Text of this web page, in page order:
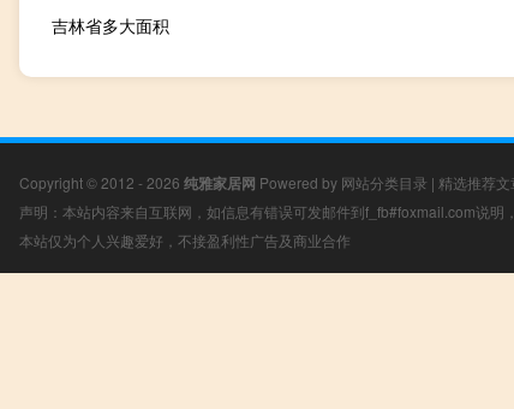
吉林省多大面积
Copyright © 2012 - 2026 纯雅家居网 Powered by 网站分类目录 | 精选推荐文
声明：本站内容来自互联网，如信息有错误可发邮件到f_fb#foxmail.com说明
本站仅为个人兴趣爱好，不接盈利性广告及商业合作